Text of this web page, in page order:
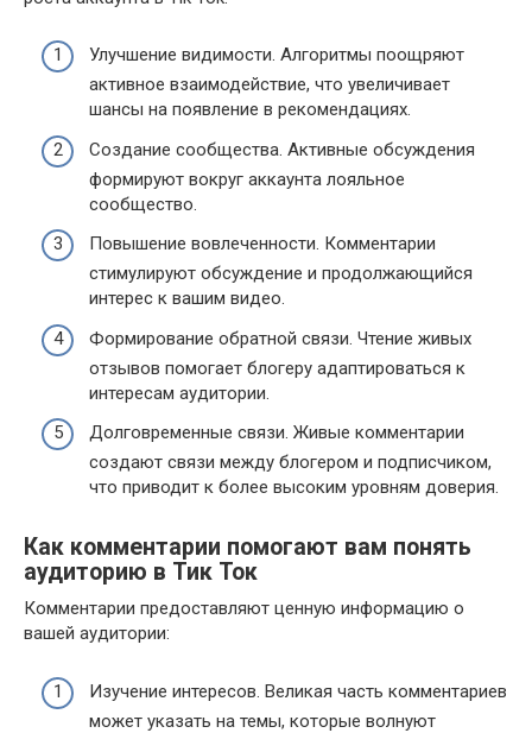
Улучшение видимости. Алгоритмы поощряют
активное взаимодействие, что увеличивает
шансы на появление в рекомендациях.
Создание сообщества. Активные обсуждения
формируют вокруг аккаунта лояльное
сообщество.
Повышение вовлеченности. Комментарии
стимулируют обсуждение и продолжающийся
интерес к вашим видео.
Формирование обратной связи. Чтение живых
отзывов помогает блогеру адаптироваться к
интересам аудитории.
Долговременные связи. Живые комментарии
создают связи между блогером и подписчиком,
что приводит к более высоким уровням доверия.
Как комментарии помогают вам понять
аудиторию в Тик Ток
Комментарии предоставляют ценную информацию о
вашей аудитории:
Изучение интересов. Великая часть комментариев
может указать на темы, которые волнуют